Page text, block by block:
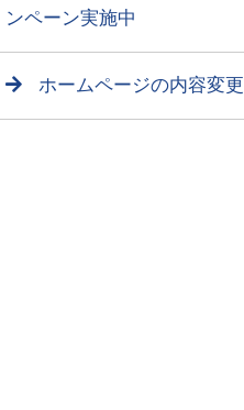
ンペーン実施中
ホームページの内容変更